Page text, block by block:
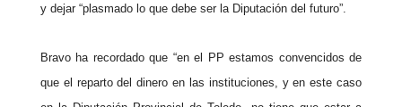
y dejar “plasmado lo que debe ser la Diputación del futuro”.
Bravo ha recordado que “en el PP estamos convencidos de
que el reparto del dinero en las instituciones, y en este caso